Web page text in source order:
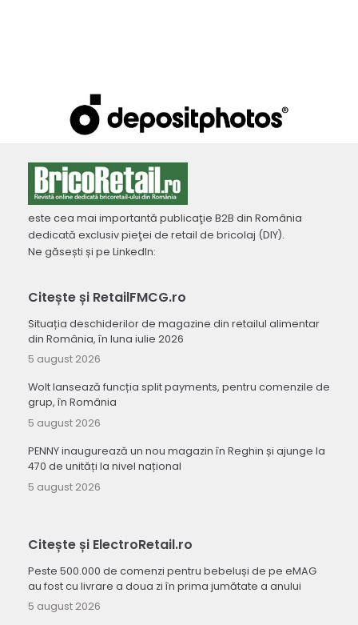
este cea mai importantă publicaţie B2B din România
dedicată exclusiv pieţei de retail de bricolaj (DIY).
Ne găsești și pe LinkedIn:
Citește și RetailFMCG.ro
Situația deschiderilor de magazine din retailul alimentar
din România, în luna iulie 2026
5 august 2026
Wolt lansează funcția split payments, pentru comenzile de
grup, în România
5 august 2026
PENNY inaugurează un nou magazin în Reghin și ajunge la
470 de unități la nivel național
5 august 2026
Citește și ElectroRetail.ro
Peste 500.000 de comenzi pentru bebeluși de pe eMAG
au fost cu livrare a doua zi în prima jumătate a anului
5 august 2026